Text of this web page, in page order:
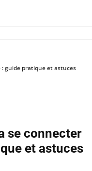
guide pratique et astuces
se connecter
et astuces